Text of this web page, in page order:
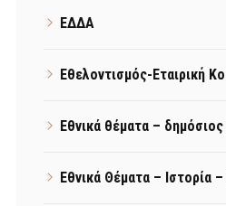
ΕΔΔΑ
Εθελοντισμός-Εταιρική
Εθνικά θέματα –
Εθνικά Θέματα – Ιστορία